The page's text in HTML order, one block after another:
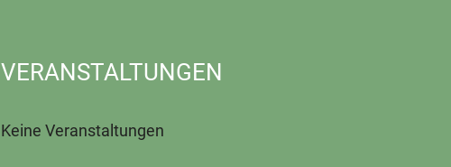
VERANSTALTUNGEN
Keine Veranstaltungen